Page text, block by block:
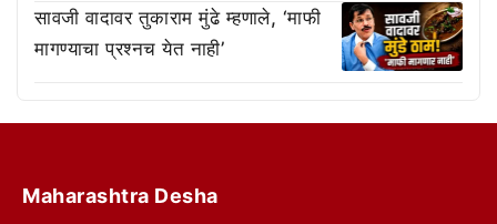
सावजी वादावर तुकाराम मुंढे म्हणाले, ‘माफी
मागण्याचा प्रश्नच येत नाही’
Maharashtra Desha